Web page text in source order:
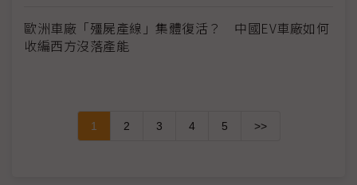
歐洲車廠「殭屍產線」集體復活？ 中國EV車廠如何
收編西方沒落產能
1 2 3 4 5 >>